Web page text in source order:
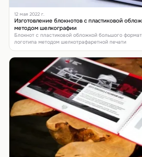
12 мая 2022 г.
Изготовление блокнотов с пластиковой
методом шелкографии
Блокнот с пластиковой обложкой большого
логотипа методом шелкотрафаретной печати